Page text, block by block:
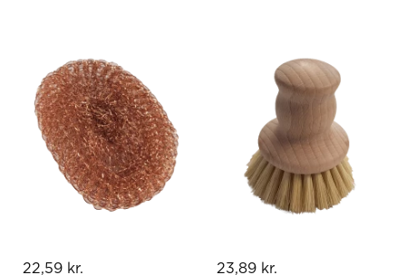
22,59 kr. 23,89 kr.